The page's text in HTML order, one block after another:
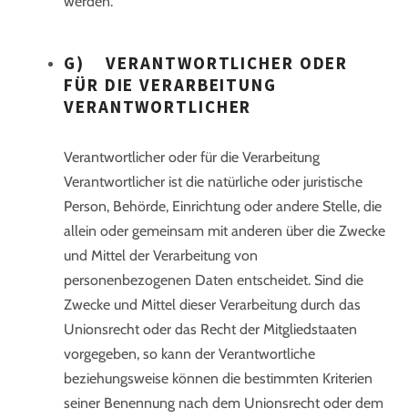
G) VERANTWORTLICHER ODER
FÜR DIE VERARBEITUNG
VERANTWORTLICHER
Verantwortlicher oder für die Verarbeitung
Verantwortlicher ist die natürliche oder juristische
Person, Behörde, Einrichtung oder andere Stelle, die
allein oder gemeinsam mit anderen über die Zwecke
und Mittel der Verarbeitung von
personenbezogenen Daten entscheidet. Sind die
Zwecke und Mittel dieser Verarbeitung durch das
Unionsrecht oder das Recht der Mitgliedstaaten
vorgegeben, so kann der Verantwortliche
beziehungsweise können die bestimmten Kriterien
seiner Benennung nach dem Unionsrecht oder dem